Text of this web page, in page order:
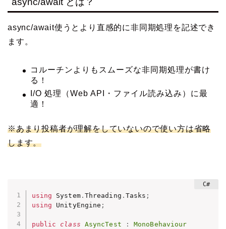
async/await使うとより直感的に非同期処理を記述でき
ます。
コルーチンよりもスムーズな非同期処理が書け
る！
I/O 処理（Web API・ファイル読み込み）に最
適！
※あまり投稿者が理解をしていないので使い方は省略
します。
using System. Threading . Tasks ;
using UnityEngine ;
public class AsyncTest :
MonoBehaviour